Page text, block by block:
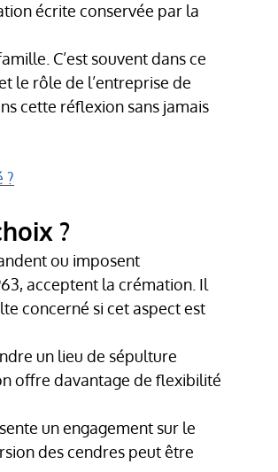
écrite conservée par la
C’est souvent dans ce
le rôle de l’entreprise de
cette réflexion sans jamais
?
?
ou imposent
acceptent la crémation. Il
concerné si cet aspect est
un lieu de sépulture
offre davantage de flexibilité
un engagement sur le
des cendres peut être